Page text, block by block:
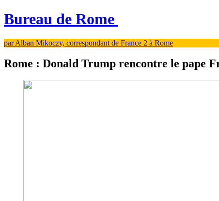
Bureau de Rome
par Alban Mikoczy, correspondant de France 2 à Rome
Rome : Donald Trump rencontre le pape